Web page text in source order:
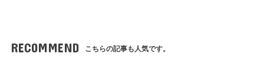
RECOMMEND こちらの記事も人気です。